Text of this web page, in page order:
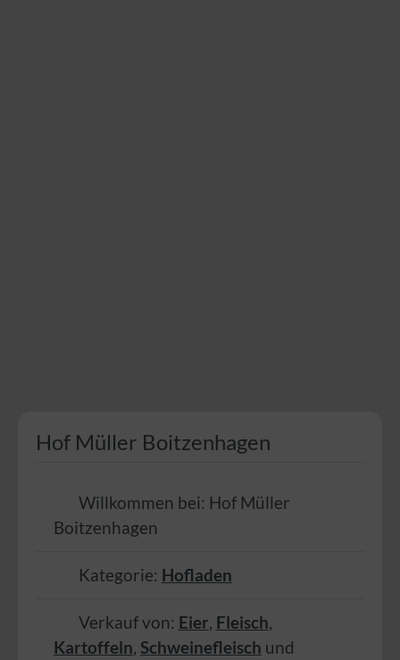
Hof Müller Boitzenhagen
Willkommen bei: Hof Müller
Boitzenhagen
Kategorie: Hofladen
Verkauf von: Eier, Fleisch,
Kartoffeln, Schweinefleisch und